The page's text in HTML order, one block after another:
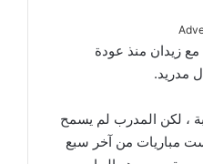
مع زيدان منذ عودة
مدريد.
، لكن المدرب لم يسمح
مباريات من آخر سبع